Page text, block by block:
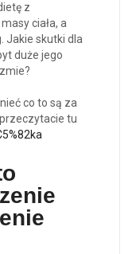
z
ciała, a
Jakie skutki dla
duże jego
co to są za
tu